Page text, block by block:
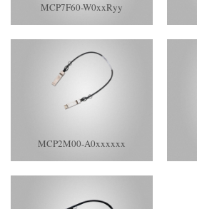
MCP7F60-W0xxRyy
MCP2M00-A0xxxxxx